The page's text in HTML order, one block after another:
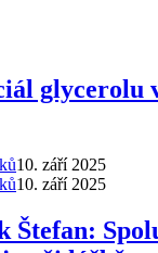
glycerolu
10. září 2025
10. září 2025
Štefan: